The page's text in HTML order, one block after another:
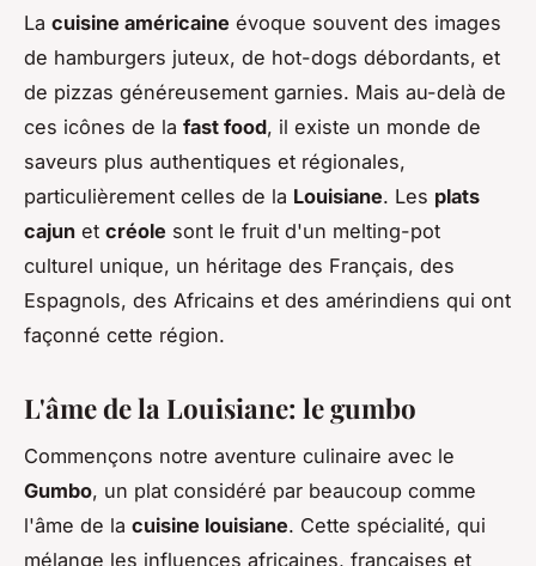
La cuisine américaine évoque souvent des images
de hamburgers juteux, de hot-dogs débordants, et
de pizzas généreusement garnies. Mais au-delà de
ces icônes de la fast food, il existe un monde de
saveurs plus authentiques et régionales,
particulièrement celles de la Louisiane. Les plats
cajun et créole sont le fruit d'un melting-pot
culturel unique, un héritage des Français, des
Espagnols, des Africains et des amérindiens qui ont
façonné cette région.
L'âme de la Louisiane: le gumbo
Commençons notre aventure culinaire avec le
Gumbo, un plat considéré par beaucoup comme
l'âme de la cuisine louisiane. Cette spécialité, qui
mélange les influences africaines, françaises et